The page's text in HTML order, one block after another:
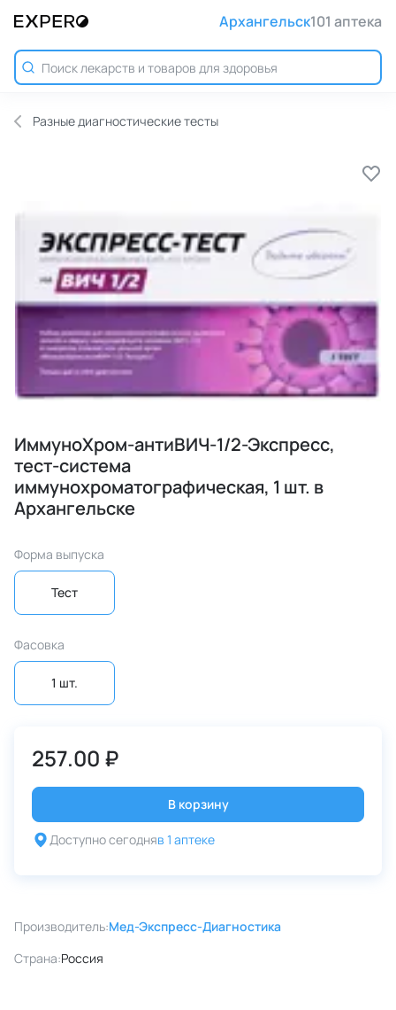
Архангельск101 аптека
Разные диагностические тесты
ИммуноХром-антиВИЧ-1/2-Экспресс,
тест-система
иммунохроматографическая, 1 шт. в
Архангельске
Форма выпуска
Тест
Фасовка
1 шт.
257.00 ₽
В корзину
Доступно сегодняв 1 аптеке
Производитель:Мед-Экспресс-Диагностика
Страна:Россия